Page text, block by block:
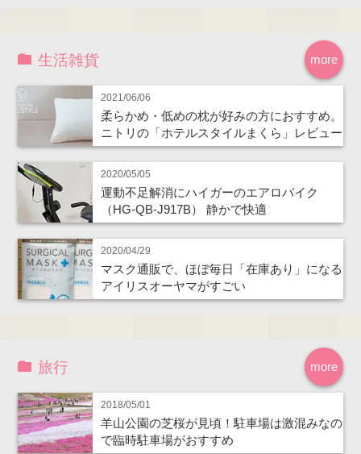
more
生活雑貨
2021/06/06
柔らかめ・低めの枕が好みの方におすすめ。
ニトリの「ホテルスタイルまくら」レビュー
2020/05/05
運動不足解消にハイガーのエアロバイク
（HG-QB-J917B） 静かで快適
2020/04/29
マスク通販で、ほぼ毎日「在庫あり」になる
アイリスオーヤマがすごい
more
旅行
2018/05/01
羊山公園の芝桜が見頃！駐車場は激混みなの
で臨時駐車場がおすすめ